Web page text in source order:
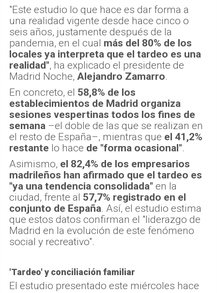
"Este estudio lo que hace es dar forma a
una realidad vigente desde hace cinco o
seis años, justamente después de la
pandemia, en el cual más del 80% de los
locales ya interpreta que el tardeo es una
realidad", ha explicado el presidente de
Madrid Noche, Alejandro Zamarro.
En concreto, el 58,8% de los
establecimientos de Madrid organiza
sesiones vespertinas todos los fines de
semana –el doble de las que se realizan en
el resto de España–, mientras que el 41,2%
restante lo hace de "forma ocasional".
Asimismo, el 82,4% de los empresarios
madrileños han afirmado que el tardeo es
"ya una tendencia consolidada" en la
ciudad, frente al 57,7% registrado en el
conjunto de España. Así, el estudio estima
que estos datos confirman el "liderazgo de
Madrid en la evolución de este fenómeno
social y recreativo".
'Tardeo' y conciliación familiar
El estudio presentado este miércoles hace